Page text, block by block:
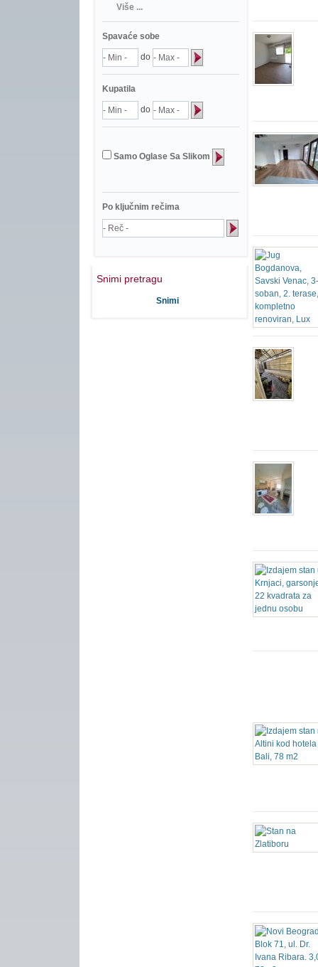
Više ...
Spavaće sobe
do
Kupatila
do
Samo Oglase Sa Slikom
Po ključnim rečima
Snimi pretragu